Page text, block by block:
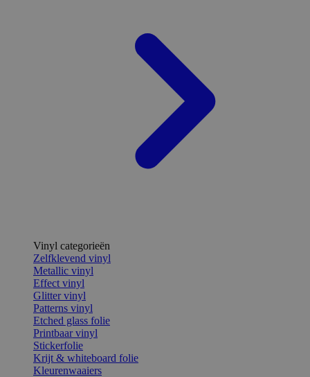
Vinyl categorieën
Zelfklevend vinyl
Metallic vinyl
Effect vinyl
Glitter vinyl
Patterns vinyl
Etched glass folie
Printbaar vinyl
Stickerfolie
Krijt & whiteboard folie
Kleurenwaaiers